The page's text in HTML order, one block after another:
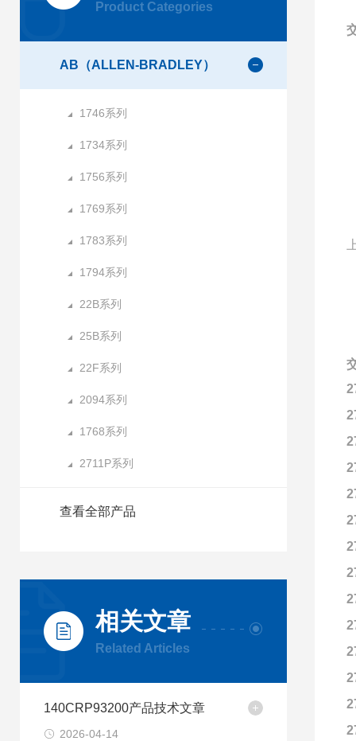
Product Categories
AB（ALLEN-BRADLEY）
1746系列
1734系列
1756系列
1769系列
1783系列
1794系列
22B系列
25B系列
22F系列
2094系列
1768系列
2711P系列
查看全部产品
相关文章
Related Articles
140CRP93200产品技术文章
2026-04-14